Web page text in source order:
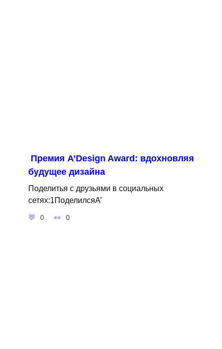
Премия A’Design Award: вдохновляя
будущее дизайна
Поделитья с друзьями в социальных
сетях:1ПоделилсяA’
0 0